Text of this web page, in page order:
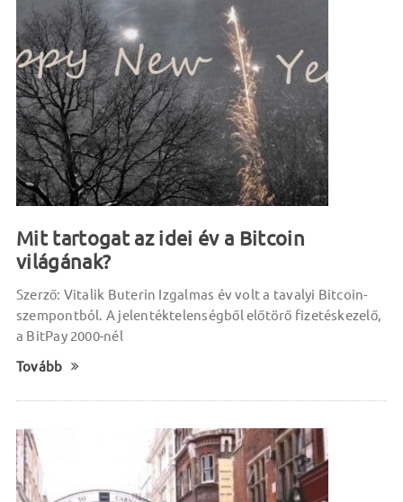
Mit tartogat az idei év a Bitcoin
világának?
Szerző: Vitalik Buterin Izgalmas év volt a tavalyi Bitcoin-
szempontból. A jelentéktelenségből előtörő fizetéskezelő,
a BitPay 2000-nél
Tovább